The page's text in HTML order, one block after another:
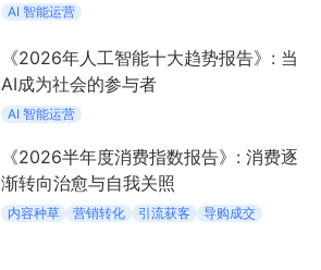
AI 智能运营
《2026年人工智能十大趋势报告》: 当
AI成为社会的参与者
AI 智能运营
《2026半年度消费指数报告》: 消费逐
渐转向治愈与自我关照
内容种草 营销转化 引流获客 导购成交